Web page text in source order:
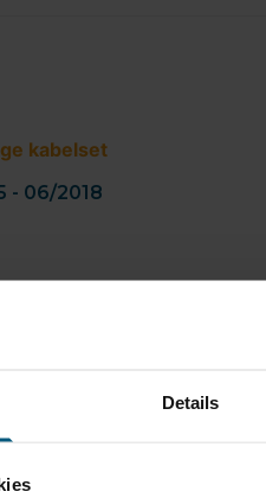
Details
kabelset
- 06/2018